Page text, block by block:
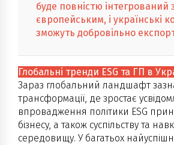
буде повністю інтегрований
європейським, і українські
зможуть добровільно
Глобальні тренди ESG та ГП в
Зараз глобальний ландшафт
трансформації, де зростає
впровадження політики ESG
бізнесу, а також суспільству та
середовищу. У багатьох